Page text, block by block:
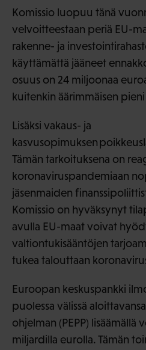
Komissio luopuu tänä
velvoitteestaan periä EU-
rakenne- ja
käyttämättä jääneet
osuus on 24 miljoonaa
kuitenkin äärimmäisen
Lisäksi vakaus- ja
kasvusopimuksen
Tämän tarkoituksena on
koronaviruspandemiaan
jäsenmaiden
Komissio on hyväksynyt
avulla EU-maat voivat
valtiontukisääntöjen
tukea talouttaan
Euroopan keskuspankki
puolessa välissä
ohjelman (PEPP) lisäämällä
miljardilla eurolla. Tämän